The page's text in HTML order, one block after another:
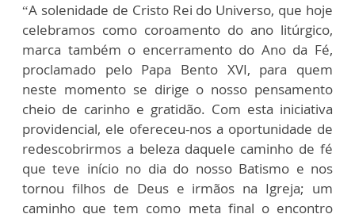
“A solenidade de Cristo Rei do Universo, que hoje
celebramos como coroamento do ano litúrgico,
marca também o encerramento do Ano da Fé,
proclamado pelo Papa Bento XVI, para quem
neste momento se dirige o nosso pensamento
cheio de carinho e gratidão. Com esta iniciativa
providencial, ele ofereceu-nos a oportunidade de
redescobrirmos a beleza daquele caminho de fé
que teve início no dia do nosso Batismo e nos
tornou filhos de Deus e irmãos na Igreja; um
caminho que tem como meta final o encontro